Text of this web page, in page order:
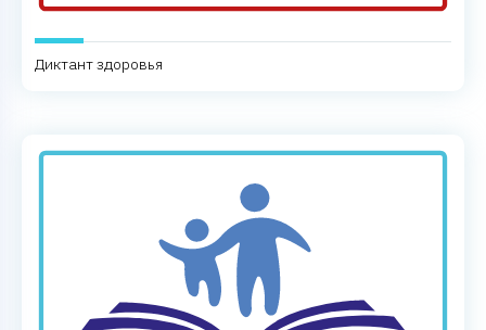
Диктант здоровья